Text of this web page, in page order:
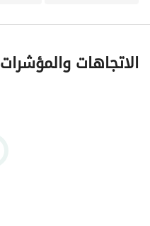
الاتجاهات والمؤشرات